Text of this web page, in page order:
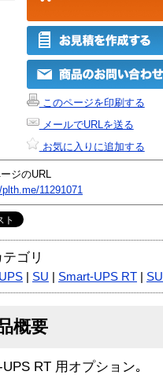
このページを印刷する
メールでURLを送る
お気に入りに追加する
ジのURL
11291071
ゴリ
SU Smart-UPS RT
概要
RT 用オプション｡